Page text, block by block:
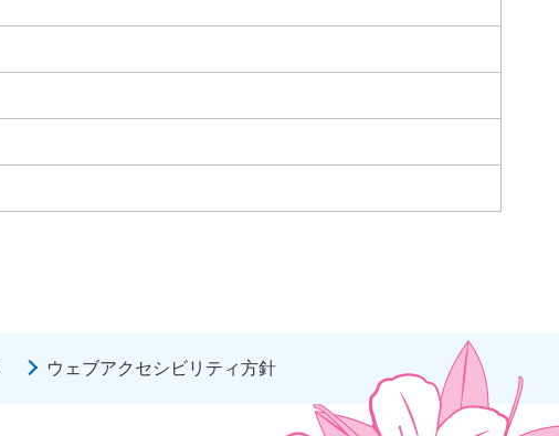
ウェブアクセシビリティ方針